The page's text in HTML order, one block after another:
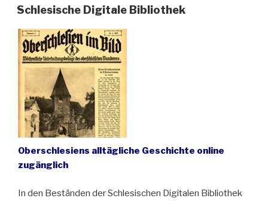
Oberschlesischen
Schlesische Digitale Bibliothek
Oberschlesiens alltägliche Geschichte online
zugänglich
In den Beständen der Schlesischen Digitalen Bibliothek